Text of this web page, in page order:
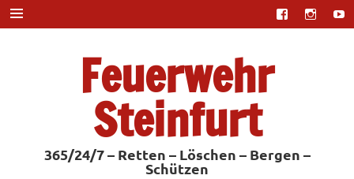
Zum
Inhalt
springen
Feuerwehr
Steinfurt
365/24/7 – Retten – Löschen – Bergen –
Schützen